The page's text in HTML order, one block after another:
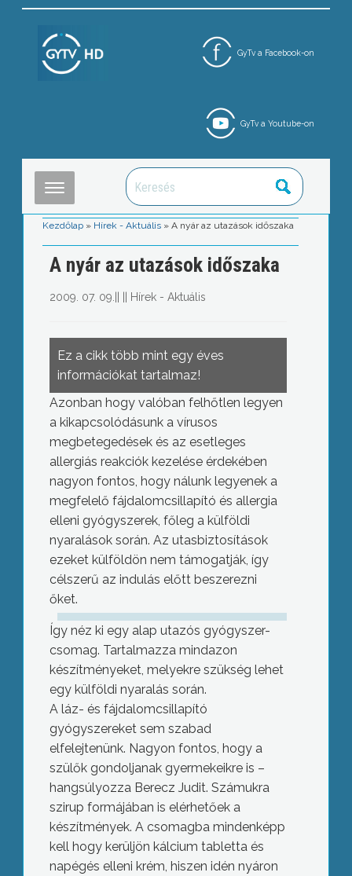
GyTv a Facebook-on
GyTv a Youtube-on
Kezdőlap » Hírek - Aktuális »A nyár az utazások időszaka
A nyár az utazások időszaka
2009. 07. 09. Hírek - Aktuális
Ez a cikk több mint egy éves
információkat tartalmaz!
Azonban hogy valóban felhőtlen legyen
a kikapcsolódásunk a vírusos
megbetegedések és az esetleges
allergiás reakciók kezelése érdekében
nagyon fontos, hogy nálunk legyenek a
megfelelő fájdalomcsillapító és allergia
elleni gyógyszerek, főleg a külföldi
nyaralások során. Az utasbiztosítások
ezeket külföldön nem támogatják, így
célszerű az indulás előtt beszerezni
őket.
Így néz ki egy alap utazós gyógyszer-
csomag. Tartalmazza mindazon
készítményeket, melyekre szükség lehet
egy külföldi nyaralás során.
A láz- és fájdalomcsillapító
gyógyszereket sem szabad
elfelejtenünk. Nagyon fontos, hogy a
szülők gondoljanak gyermekeikre is –
hangsúlyozza Berecz Judit. Számukra
szirup formájában is elérhetőek a
készítmények. A csomagba mindenképp
kell hogy kerüljön kálcium tabletta és
napégés elleni krém, hiszen idén nyáron